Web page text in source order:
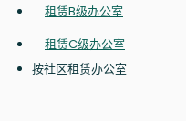
租赁B级办公室
租赁C级办公室
按社区租赁办公室